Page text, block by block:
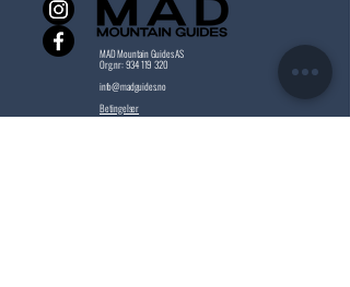
MAD Mountain Guides AS
Org.nr:934 119 320
info@madguides.no
Betingelser